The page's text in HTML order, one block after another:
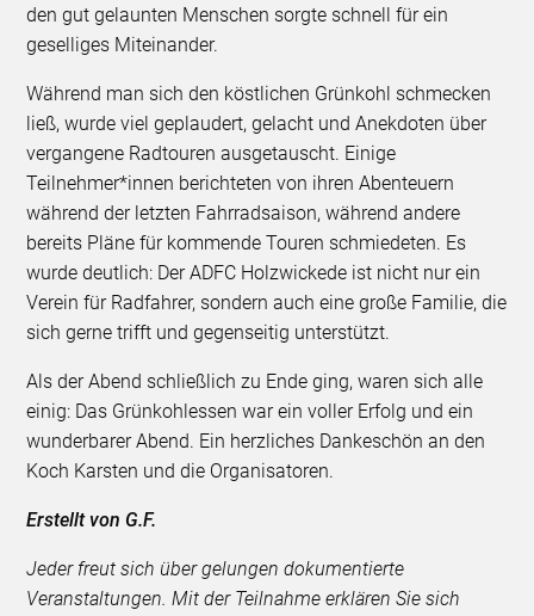
den gut gelaunten Menschen sorgte schnell für ein
geselliges Miteinander.
Während man sich den köstlichen Grünkohl schmecken
ließ, wurde viel geplaudert, gelacht und Anekdoten über
vergangene Radtouren ausgetauscht. Einige
Teilnehmer*innen berichteten von ihren Abenteuern
während der letzten Fahrradsaison, während andere
bereits Pläne für kommende Touren schmiedeten. Es
wurde deutlich: Der ADFC Holzwickede ist nicht nur ein
Verein für Radfahrer, sondern auch eine große Familie, die
sich gerne trifft und gegenseitig unterstützt.
Als der Abend schließlich zu Ende ging, waren sich alle
einig: Das Grünkohlessen war ein voller Erfolg und ein
wunderbarer Abend. Ein herzliches Dankeschön an den
Koch Karsten und die Organisatoren.
Erstellt von G.F.
Jeder freut sich über gelungen dokumentierte
Veranstaltungen. Mit der Teilnahme erklären Sie sich